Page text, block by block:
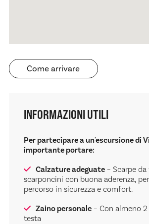
Come arrivare
INFORMAZIONI UTILI
Per partecipare a un'escursione di
importante portare:
Calzature adeguate– Scarpe da
scarponcini con buona aderenza,
percorso in sicurezza e comfort.
Zaino personale– Con almeno 2
testa